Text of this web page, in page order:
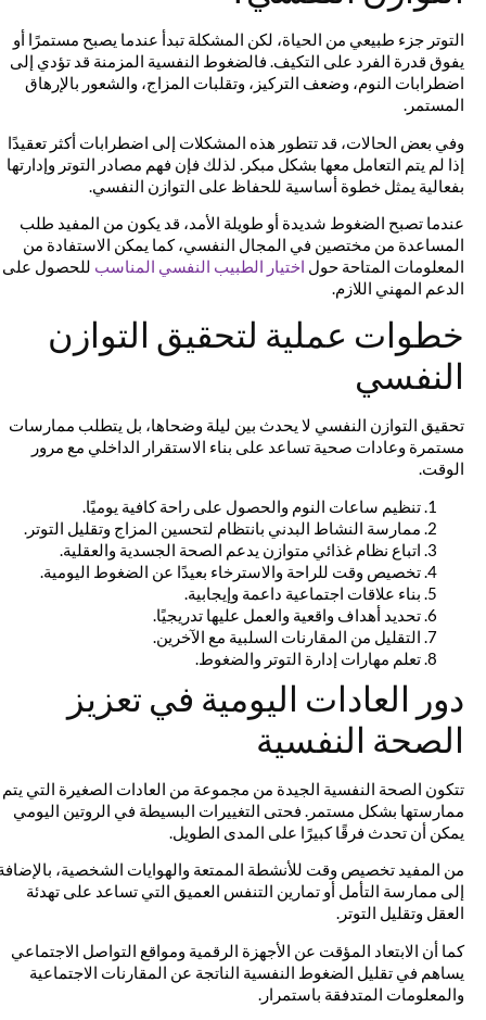
التوتر جزء طبيعي من الحياة، لكن المشكلة تبدأ عندما يصبح مستمرًا أو
يفوق قدرة الفرد على التكيف. فالضغوط النفسية المزمنة قد تؤدي إلى
اضطرابات النوم، وضعف التركيز، وتقلبات المزاج، والشعور بالإرهاق
المستمر.
وفي بعض الحالات، قد تتطور هذه المشكلات إلى اضطرابات أكثر تعقيدًا
إذا لم يتم التعامل معها بشكل مبكر. لذلك فإن فهم مصادر التوتر وإدارتها
بفعالية يمثل خطوة أساسية للحفاظ على التوازن النفسي.
عندما تصبح الضغوط شديدة أو طويلة الأمد، قد يكون من المفيد طلب
المساعدة من مختصين في المجال النفسي، كما يمكن الاستفادة من
المعلومات المتاحة حولاختيار الطبيب النفسي المناسبللحصول على
الدعم المهني اللازم.
خطوات عملية لتحقيق التوازن
النفسي
تحقيق التوازن النفسي لا يحدث بين ليلة وضحاها، بل يتطلب ممارسات
مستمرة وعادات صحية تساعد على بناء الاستقرار الداخلي مع مرور
الوقت.
تنظيم ساعات النوم والحصول على راحة كافية يوميًا.
ممارسة النشاط البدني بانتظام لتحسين المزاج وتقليل التوتر.
اتباع نظام غذائي متوازن يدعم الصحة الجسدية والعقلية.
تخصيص وقت للراحة والاسترخاء بعيدًا عن الضغوط اليومية.
بناء علاقات اجتماعية داعمة وإيجابية.
تحديد أهداف واقعية والعمل عليها تدريجيًا.
التقليل من المقارنات السلبية مع الآخرين.
تعلم مهارات إدارة التوتر والضغوط.
دور العادات اليومية في تعزيز
الصحة النفسية
تتكون الصحة النفسية الجيدة من مجموعة من العادات الصغيرة التي يتم
ممارستها بشكل مستمر. فحتى التغييرات البسيطة في الروتين اليومي
يمكن أن تحدث فرقًا كبيرًا على المدى الطويل.
من المفيد تخصيص وقت للأنشطة الممتعة والهوايات الشخصية، بالإضافة
إلى ممارسة التأمل أو تمارين التنفس العميق التي تساعد على تهدئة
العقل وتقليل التوتر.
كما أن الابتعاد المؤقت عن الأجهزة الرقمية ومواقع التواصل الاجتماعي
يساهم في تقليل الضغوط النفسية الناتجة عن المقارنات الاجتماعية
والمعلومات المتدفقة باستمرار.